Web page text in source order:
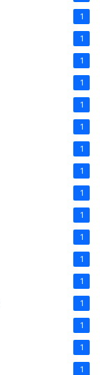
1
1
1
1
1
1
1
1
1
1
1
1
1
1
1
1
1